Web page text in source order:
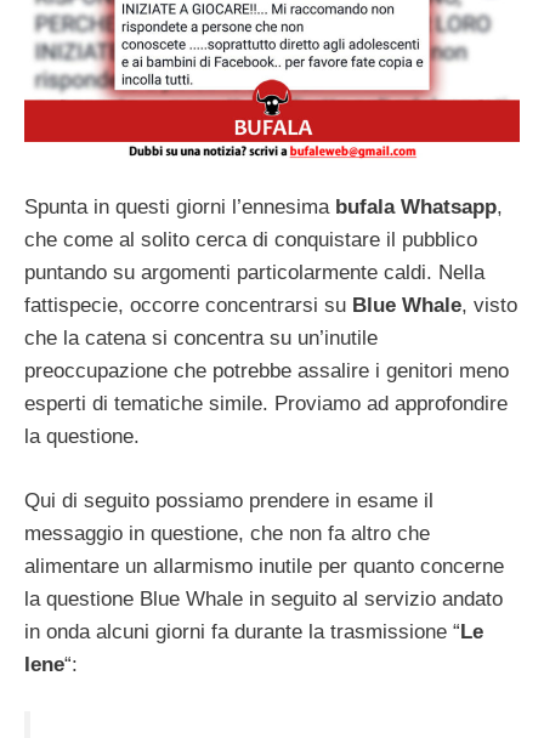
Spunta in questi giorni l’ennesima bufala Whatsapp,
che come al solito cerca di conquistare il pubblico
puntando su argomenti particolarmente caldi. Nella
fattispecie, occorre concentrarsi su Blue Whale, visto
che la catena si concentra su un’inutile
preoccupazione che potrebbe assalire i genitori meno
esperti di tematiche simile. Proviamo ad approfondire
la questione.
Qui di seguito possiamo prendere in esame il
messaggio in questione, che non fa altro che
alimentare un allarmismo inutile per quanto concerne
la questione Blue Whale in seguito al servizio andato
in onda alcuni giorni fa durante la trasmissione “Le
Iene“: